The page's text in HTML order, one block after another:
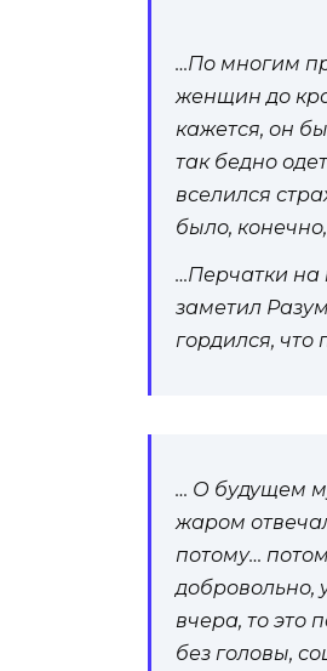
…По многим
женщин до
кажется, он
так бедно
вселился
было,
…Перчатки на
заметил
гордился, что
… О будущем
жаром
потому…
добровольно,
вчера, то это
без головы,